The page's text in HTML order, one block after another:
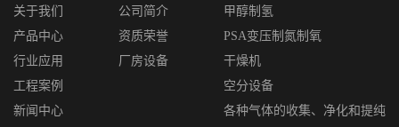
关于我们
产品中心
行业应用
工程案例
新闻中心
公司简介
资质荣誉
厂房设备
甲醇制氢
PSA变压制氮制氧
干燥机
空分设备
各种气体的收集、净化和提纯